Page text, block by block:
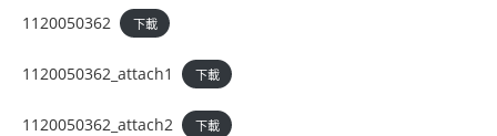
1120050362 下載
1120050362_attach1 下載
1120050362_attach2 下載